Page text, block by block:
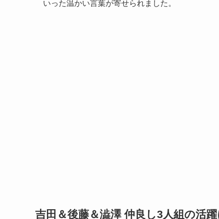
いった温かい言葉が寄せられました。
吉田＆後藤＆澁澤 仲良し3人組の活